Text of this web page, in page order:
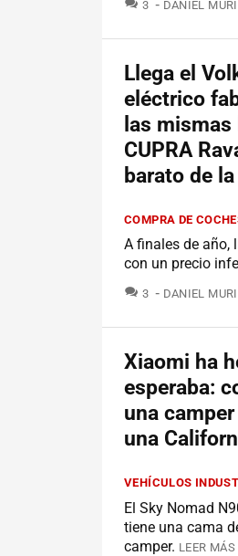
3 DANIEL
Llega el
eléctrico
las
CUPRA
barato de
COMPRA DE
A finales de año,
con un precio
3 COMENTARIOS
DANIEL
Xiaomi ha
esperaba:
una
una
VEHÍCULOS
El Sky Nomad
tiene una cama
camper. LEER MÁS